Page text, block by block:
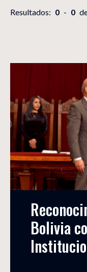
Resultados: 0 - 0
Bolivia